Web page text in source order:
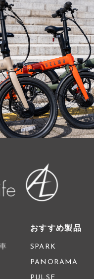
おすすめ製品
SPARK
PANORAMA